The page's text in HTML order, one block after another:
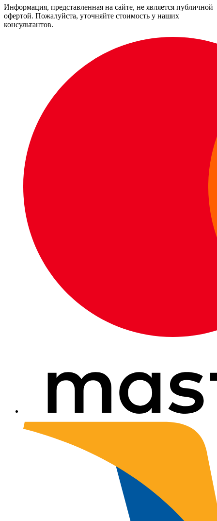
Информация, представленная на сайте, не является публичной
офертой. Пожалуйста, уточняйте стоимость у наших
консультантов.